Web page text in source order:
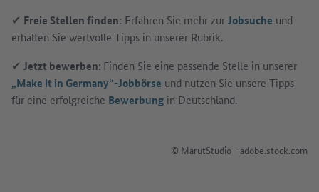
© MarutStudio - adobe.stock.com
✔ Freie Stellen finden: Erfahren Sie mehr zurJobsuche und
erhalten Sie wertvolle Tipps in unserer Rubrik.
✔ Jetzt bewerben: Finden Sie eine passende Stelle in unserer
„Make it in Germany“-Jobbörse und nutzen Sie unsere Tipps
für eine erfolgreiche Bewerbung in Deutschland.